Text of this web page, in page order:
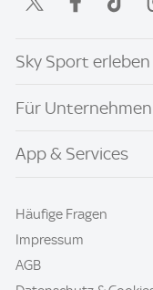
Sky Sport erleben
Für Unternehmen
App & Services
Häufige Fragen
Impressum
AGB